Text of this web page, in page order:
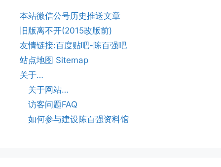
本站微信公号历史推送文章
旧版离不开(2015改版前)
友情链接:百度贴吧-陈百强吧
站点地图 Sitemap
关于…
关于网站…
访客问题FAQ
如何参与建设陈百强资料馆